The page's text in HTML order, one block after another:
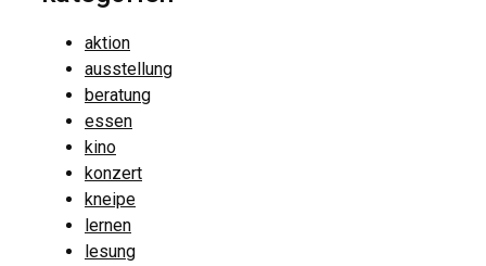
aktion
ausstellung
beratung
essen
kino
konzert
kneipe
lernen
lesung